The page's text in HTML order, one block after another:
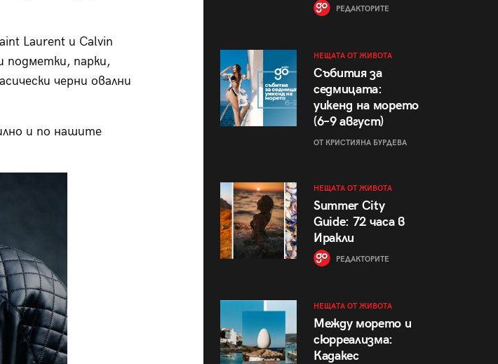
Laurent и Calvin
подметки, парки,
черни овални
и по нашите
РЕДАКТОРИТЕ
НЕЩАТА ОТ ЖИВОТА
Събития за
седмицата:
уикенд на морето
(6–9 август)
ОТ КРИСТИЯНА БУРДЕВА
НЕЩАТА ОТ ЖИВОТА
Summer City
Guide: 72 часа в
Иракли
РЕДАКТОРИТЕ
НЕЩАТА ОТ ЖИВОТА
Между морето и
сюрреализма:
Кадакес